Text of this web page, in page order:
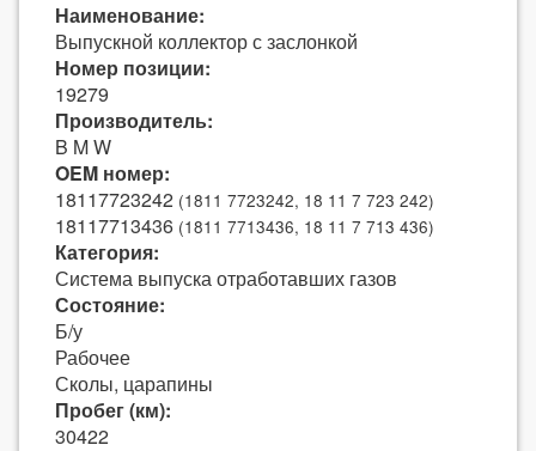
Наименование:
Выпускной коллектор с заслонкой
Номер позиции:
19279
Производитель:
B M W
OEM номер:
18117723242 (1811 7723242, 18 11 7 723 242)
18117713436 (1811 7713436, 18 11 7 713 436)
Категория:
Система выпуска отработавших газов
Состояние:
Б/у
Рабочее
Сколы, царапины
Пробег (км):
30422